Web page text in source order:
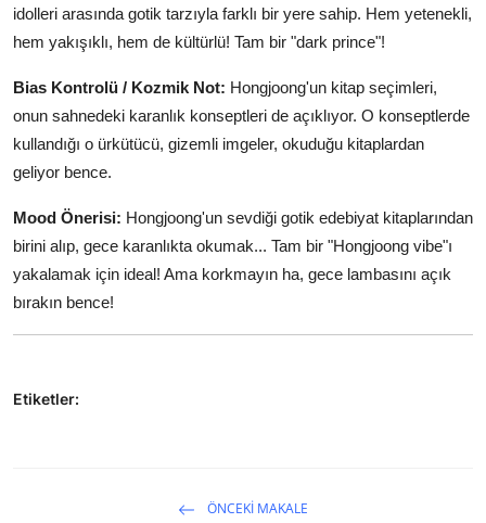
idolleri arasında gotik tarzıyla farklı bir yere sahip. Hem yetenekli,
hem yakışıklı, hem de kültürlü! Tam bir "dark prince"!
Bias Kontrolü / Kozmik Not: Hongjoong'un kitap seçimleri,
onun sahnedeki karanlık konseptleri de açıklıyor. O konseptlerde
kullandığı o ürkütücü, gizemli imgeler, okuduğu kitaplardan
geliyor bence.
Mood Önerisi: Hongjoong'un sevdiği gotik edebiyat kitaplarından
birini alıp, gece karanlıkta okumak... Tam bir "Hongjoong vibe"ı
yakalamak için ideal! Ama korkmayın ha, gece lambasını açık
bırakın bence!
Etiketler:
ÖNCEKI MAKALE